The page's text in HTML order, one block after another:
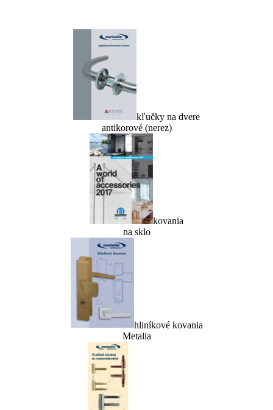
kľučky na dvere
antikorové (nerez)
kovania
na sklo
hliníkové kovania
Metalia